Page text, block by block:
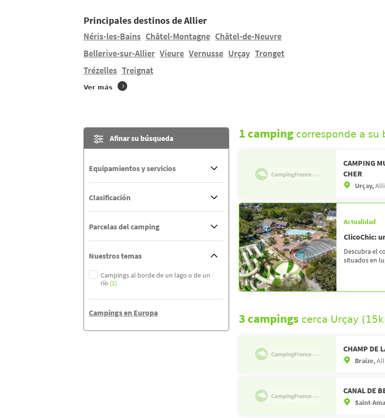
Principales destinos de Allier
Néris-les-Bains Châtel-Montagne Châtel-de-Neuvre
Bellerive-sur-Allier Vieure Vernusse Urçay Tronget
Trézelles Treignat
Ver más
Afinar su búsqueda
Equipamientos y servicios
Clasificación
Parcelas del camping
Nuestros temas
Campings al borde de un lago o de un
río (1)
Campings en Europa
1 camping corresponde a su
CAMPING
CHER
Urçay,
Actualidad
ClicoChic:
Descubra el
situados en
3 campings cerca Urçay
CHAMP DE
Braize,
CANAL DE
Saint-